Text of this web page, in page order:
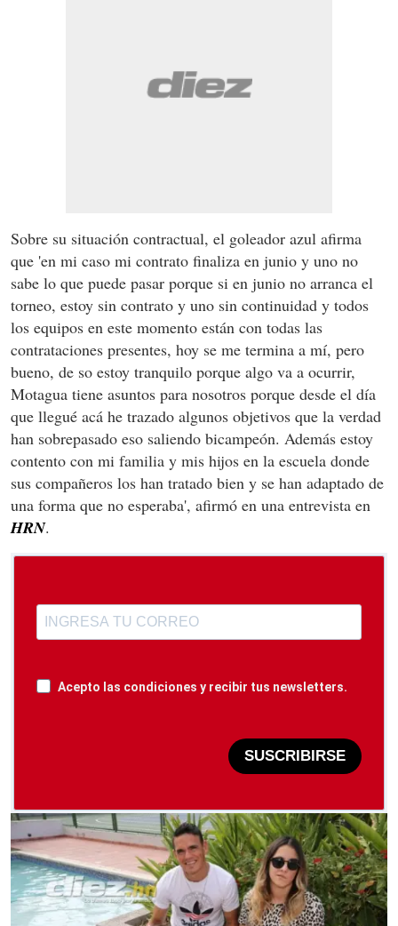
Sobre su situación contractual, el goleador azul afirma
que 'en mi caso mi contrato finaliza en junio y uno no
sabe lo que puede pasar porque si en junio no arranca el
torneo, estoy sin contrato y uno sin continuidad y todos
los equipos en este momento están con todas las
contrataciones presentes, hoy se me termina a mí, pero
bueno, de so estoy tranquilo porque algo va a ocurrir,
Motagua tiene asuntos para nosotros porque desde el día
que llegué acá he trazado algunos objetivos que la verdad
han sobrepasado eso saliendo bicampeón. Además estoy
contento con mi familia y mis hijos en la escuela donde
sus compañeros los han tratado bien y se han adaptado de
una forma que no esperaba', afirmó en una entrevista en
HRN.
Acepto las condiciones y recibir tus newsletters.
SUSCRIBIRSE